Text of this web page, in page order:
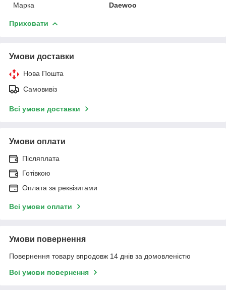
Марка
Daewoo
Приховати
Умови доставки
Нова Пошта
Самовивіз
Всі умови доставки
Умови оплати
Післяплата
Готівкою
Оплата за реквізитами
Всі умови оплати
Умови повернення
Повернення товару впродовж 14 днів за домовленістю
Всі умови повернення